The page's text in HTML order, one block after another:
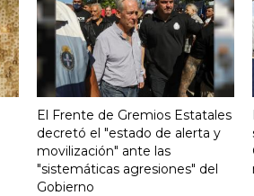
El Frente de Gremios Estatales
decretó el "estado de alerta y
movilización" ante las
"sistemáticas agresiones" del
Gobierno